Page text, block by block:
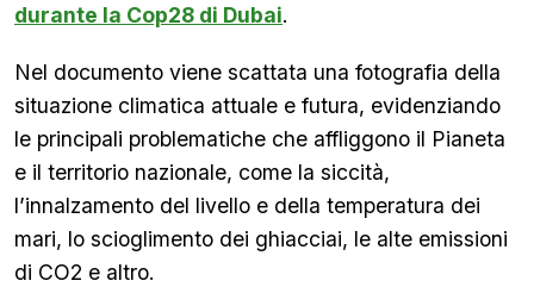
durante la Cop28 di Dubai.
Nel documento viene scattata una fotografia della
situazione climatica attuale e futura, evidenziando
le principali problematiche che affliggono il Pianeta
e il territorio nazionale, come la siccità,
l’innalzamento del livello e della temperatura dei
mari, lo scioglimento dei ghiacciai, le alte emissioni
di CO2 e altro.